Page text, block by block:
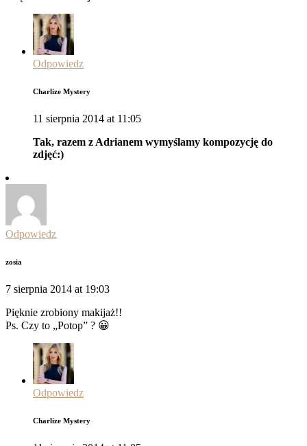
Odpowiedz
Charlize Mystery
11 sierpnia 2014 at 11:05
Tak, razem z Adrianem wymyślamy kompozycję do
zdjęć:)
Odpowiedz
zosia
7 sierpnia 2014 at 19:03
Pięknie zrobiony makijaż!!
Ps. Czy to „Potop” ? 😀
Odpowiedz
Charlize Mystery